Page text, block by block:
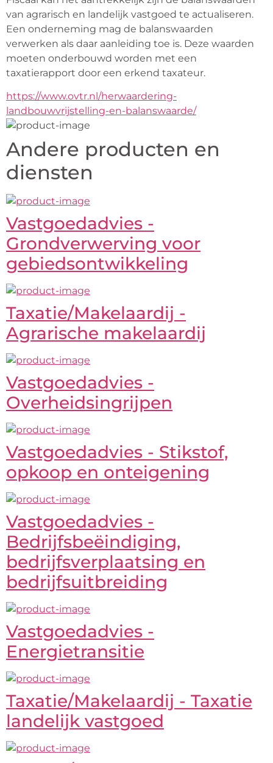
van agrarisch en landelijk vastgoed te actualiseren.
Een onderneming mag de balanswaarden
verwerken als daar aanleiding toe is. Deze waarden
moeten onderbouwd worden met een
taxatierapport door een erkend taxateur.
https://www.ovtr.nl/herwaardering-
landbouwvrijstelling-en-balanswaarde/
Andere producten en
diensten
Vastgoedadvies -
Grondverwerving voor
gebiedsontwikkeling
Taxatie/Makelaardij -
Agrarische makelaardij
Vastgoedadvies -
Overheidsingrijpen
Vastgoedadvies - Stikstof,
opkoop en onteigening
Vastgoedadvies -
Bedrijfsbeëindiging,
bedrijfsverplaatsing en
bedrijfsuitbreiding
Vastgoedadvies -
Energietransitie
Taxatie/Makelaardij - Taxatie
landelijk vastgoed